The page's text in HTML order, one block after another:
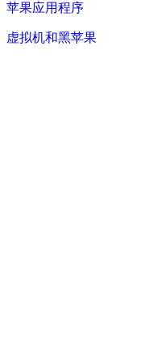
苹果应用程序
虚拟机和黑苹果